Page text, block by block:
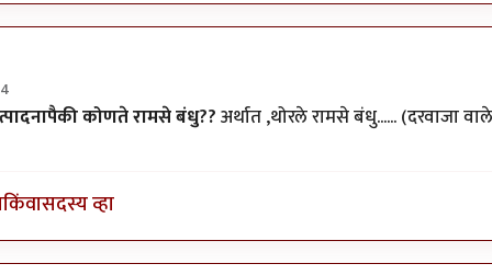
मोडक कोणते रामसे बंधु??अर्थात ,थोरले रामसे बंधु...... (दरवाजा वाले
किंवासदस्य व्हा